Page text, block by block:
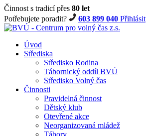
Činnost s tradicí přes 80 let
Potřebujete poradit?
603 899 040 Přihlásit
Úvod
Střediska
Středisko Rodina
Tábornický oddíl BVÚ
Středisko Volný čas
Činnosti
Pravidelná činnost
Dětský klub
Otevřené akce
Neorganizovaná mládež
Tábory